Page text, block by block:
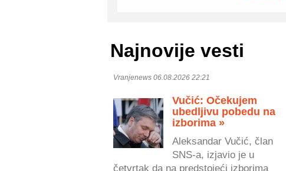
Najnovije vesti
Vranjenews 06.08.2026 22:21
Vučić: Očekujem
ubedljivu pobedu na
izborima »
Aleksandar Vučić, član
SNS-a, izjavio je u
četvrtak da na predstojeći izborima